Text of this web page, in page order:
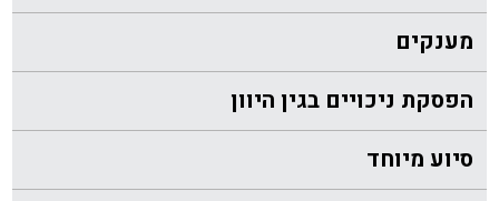
מענקים
הפסקת ניכויים בגין היוון
סיוע מיוחד